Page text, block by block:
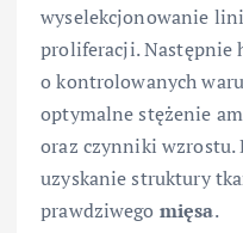
wyselekcjonowanie
proliferacji. Następnie
o kontrolowanych
optymalne stężenie
oraz czynniki
uzyskanie struktury
prawdziwego mięsa.